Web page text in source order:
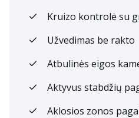
Kruizo kontrolė su
Užvedimas be rakto
Atbulinės eigos
Aktyvus stabdžių
Aklosios zonos